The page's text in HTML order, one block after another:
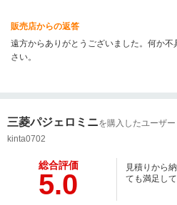
販売店からの返答
遠方からありがとうございました。何か
さい。
三菱パジェロミニを購入したユーザー
kinta0702
総合評価
5.0
見積りから
ても満足し